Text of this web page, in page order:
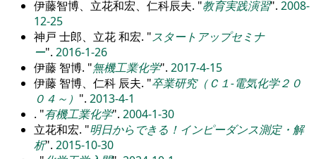
伊藤智博、立花和宏、仁科辰夫. 教育実践演習 . 2008-
12-25
神戸 士郎、立花 和宏. スタートアップセミナ
ー . 2016-1-26
伊藤 智博. 無機工業化学 . 2017-4-15
伊藤 智博、仁科 辰夫. 卒業研究（Ｃ１-電気化学２０
０４～）
. 2013-4-1
. 有機工業化学 . 2004-1-30
立花和宏. 明日からできる！インピーダンス測定・解
析 . 2015-10-30